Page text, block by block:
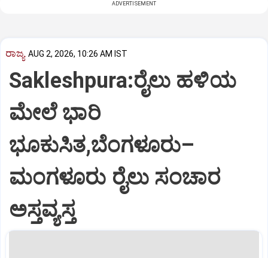
ADVERTISEMENT
ರಾಜ್ಯ AUG 2, 2026, 10:26 AM IST
Sakleshpura:ರೈಲು ಹಳಿಯ
ಮೇಲೆ ಭಾರಿ
ಭೂಕುಸಿತ,ಬೆಂಗಳೂರು–
ಮಂಗಳೂರು ರೈಲು ಸಂಚಾರ
ಅಸ್ತವ್ಯಸ್ತ